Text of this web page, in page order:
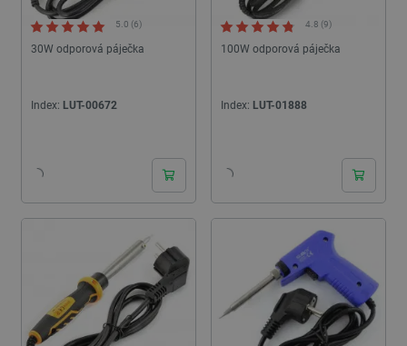
30W odporová páječka
5.0 (6)
Index: LUT-00672
100W odporová páječka
4.8 (9)
Index: LUT-01888